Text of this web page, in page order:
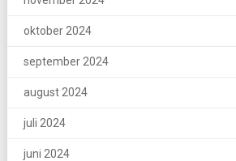
oktober 2024
september 2024
august 2024
juli 2024
juni 2024